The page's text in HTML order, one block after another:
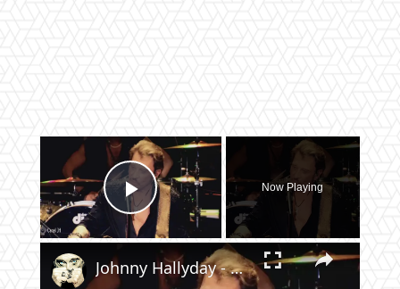
×
Play Video
Now Playing
Johnny Hallyday - Dead or alive - Théâtre de Paris 2013